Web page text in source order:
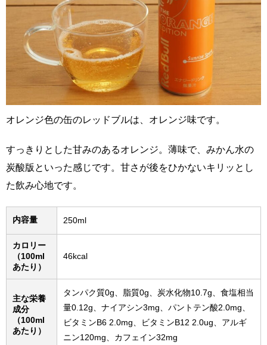
オレンジ色の缶のレッドブルは、オレンジ味です。
すっきりとした甘みのあるオレンジ。薄味で、みかん水の
炭酸版といった感じです。甘さが後をひかないキリッとし
た飲み心地です。
内容量 250ml
カロリー
（100ml
あたり）
46kcal
主な栄養
成分
（100ml
あたり）
タンパク質0g、脂質0g、炭水化物10.7g、食塩相当
量0.12g、ナイアシン3mg、パントテン酸2.0mg、
ビタミンB6 2.0mg、ビタミンB12 2.0ug、アルギ
ニン120mg、カフェイン32mg